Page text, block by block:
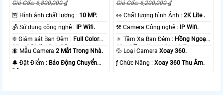
Giá Gốc: 6,800,000 ₫
🦉 Hình ảnh chất lượng : 10 MP.
🕉️ Sử dụng công nghệ :
IP Wifi.
❈ Giám sát Ban Đêm : Full Color
20m Có Màu Ban Ðêm.
🐜 Mẫu Camera2 Mắt Trong Nhà.
️🔔 Đặt Điểm : Báo Động Chuyển
Động.
Giá Gốc: 6,200,000 ₫
️👀 Chất lượng hình Ảnh :2K Lite .
⚒ Camera Công nghệ :
IP Wifi.
🔅 Tầm Xa Ban Đêm : Hồng Ngoại
10m Hồng Ngoại Smart IR.
💦 Loại CameraXoay 360.
️ƒ Chức Năng :Xoay 360 Thu Âm.